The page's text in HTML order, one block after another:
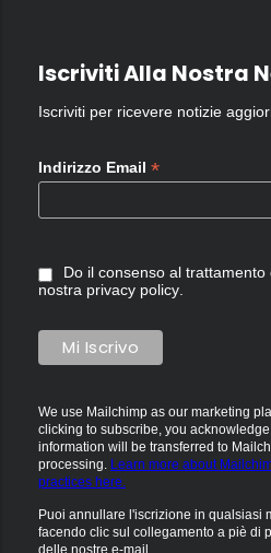
Iscriviti Alla Nostra
Iscriviti per ricevere notizie
Indirizzo Email *
Do il consenso al
nostra privacy policy.
We use Mailchimp as our marketing
clicking to subscribe, you
information will be transferred to
processing. Learn more about
practices here.
Puoi annullare l'iscrizione in qualsiasi
facendo clic sul collegamento a piè di
delle nostre e-mail.